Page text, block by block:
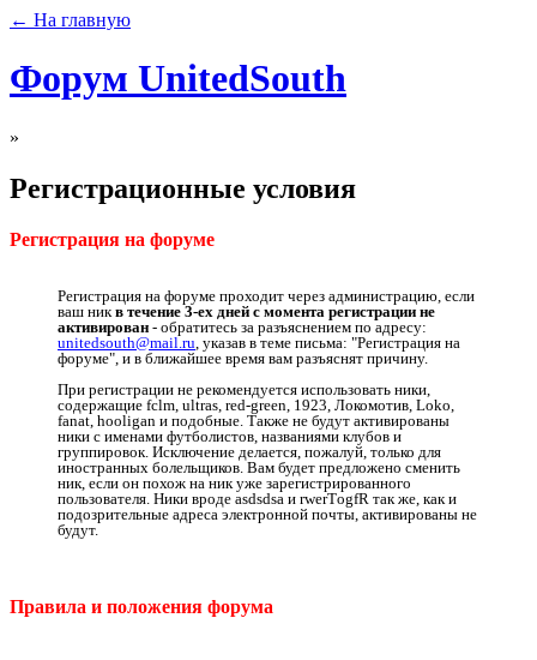
← На главную
Форум UnitedSouth
»
Регистрационные условия
Регистрация на форуме
Регистрация на форуме проходит через администрацию, если
ваш никв течение 3-ех дней с момента регистрации не
активирован - обратитесь за разъяснением по адресу:
unitedsouth@mail.ru, указав в теме письма: "Регистрация на
форуме", и в ближайшее время вам разъяснят причину.
При регистрации не рекомендуется использовать ники,
содержащие fclm, ultras, red-green, 1923, Локомотив, Loko,
fanat, hooligan и подобные. Также не будут активированы
ники с именами футболистов, названиями клубов и
группировок. Исключение делается, пожалуй, только для
иностранных болельщиков. Вам будет предложено сменить
ник, если он похож на ник уже зарегистрированного
пользователя. Ники вроде asdsdsa и rwerTоgfR так же, как и
подозрительные адреса электронной почты, активированы не
будут.
Правила и положения форума